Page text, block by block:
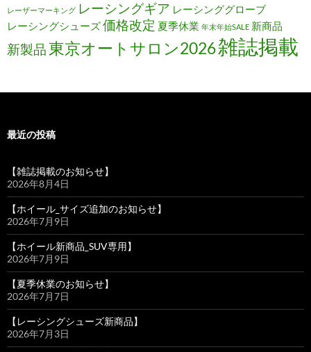
レーザーマーキング レーシングギア レーシンググローブ
レーシングシューズ価格改定 夏季休業 年末年始SALE 新商品
新製品 東京オートサロン2026雑誌掲載
最近の投稿
【雑誌掲載のお知らせ】
2026年8月4日
【ホイール_サイズ追加のお知らせ】
2026年7月9日
【ホイール新商品_SUV専用】
2026年7月9日
【夏季休業のお知らせ】
2026年7月7日
【レーシングシューズ新商品】
2026年7月3日